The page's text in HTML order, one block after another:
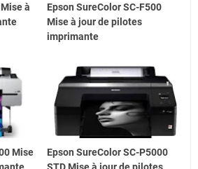
à
Epson SureColor SC-F500
Mise à jour de pilotes
imprimante
Mise
Epson SureColor SC-P5000